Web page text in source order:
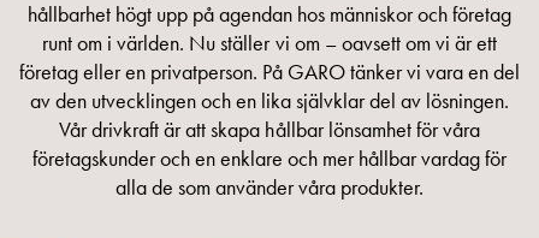
destinationsladdning?
Ladda
elbilen
oväder
hållbarhet högt upp på agendan hos människor och företag
runt om i världen. Nu ställer vi om – oavsett om vi är ett
företag eller en privatperson. På GARO tänker vi vara en del
av den utvecklingen och en lika självklar del av lösningen.
Vår drivkraft är att skapa hållbar lönsamhet för våra
företagskunder och en enklare och mer hållbar vardag för
alla de som använder våra produkter.